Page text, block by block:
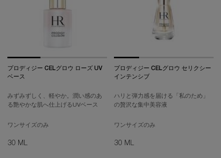
プロディジー CELグロウ ローズ UV
ベース
みずみずしく、軽やか。潤い感のあ
る艶やかな肌へ仕上げるUVベース
ワンサイズのみ
30 ML
プロディジー CELグロウ セリクシー
インテンシブ
ハリと弾力感を届ける「私のため」
の贅沢な集中美容液
ワンサイズのみ
30 ML